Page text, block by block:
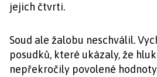
jejich čtvrti.
Soud ale žalobu neschválil.
posudků, které ukázaly, že
nepřekročily povolené